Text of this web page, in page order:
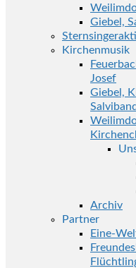
Giebel,
Kirchenmusik
Josef
Giebel,
Archiv
Partner
Eine-